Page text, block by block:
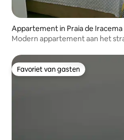
Appartement in Praia de Iracema
Modern appartement aan het
Favoriet van gasten
Favoriet van gasten